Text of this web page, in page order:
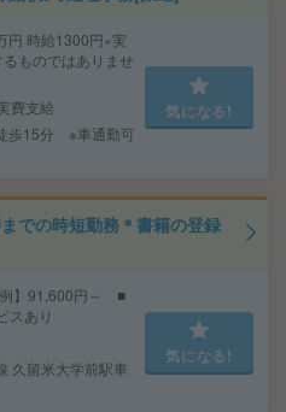
時給1300円×実
ものではありませ
費支給
15分 ※車通勤可
気になる!
での時短勤務＊書籍の登録
】91,600円～ ■
スあり
久留米大学前駅車
気になる!